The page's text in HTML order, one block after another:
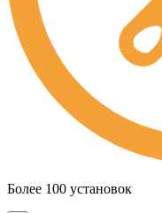
Более 100 установок